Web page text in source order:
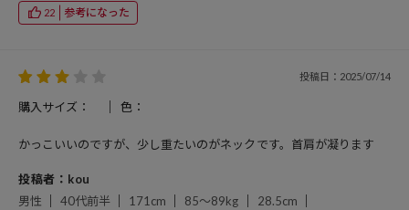
22 参考になった
投稿日：2025/07/14
購入サイズ： 色：
かっこいいのですが、少し重たいのがネックです。首肩が凝ります
投稿者：kou
男性
40代前半 171cm 85～89kg 28.5cm